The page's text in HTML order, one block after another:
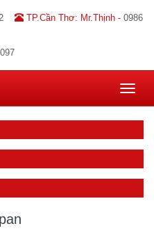
TP.Cần Thơ: Mr.Thịnh - 0986
Toggle